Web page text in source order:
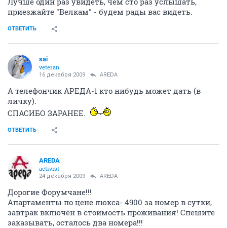
приезжайте "Велкам" - будем рады вас видеть.
ОТВЕТИТЬ
sai
veteran
16 декабря 2009 AREDA
А телефончик АРЕДА-1 кто нибудь может дать (в
личку).
СПАСИБО ЗАРАНЕЕ.
ОТВЕТИТЬ
AREDA
activist
24 декабря 2009 AREDA
Дорогие Форумчане!!!
Апартаменты по цене люкса- 4900 за номер в сутки,
завтрак включён в стоимость проживания! Спешите
заказывать, осталось два номера!!!